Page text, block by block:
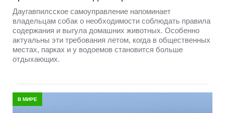
Даугавпилсское самоуправление напоминает
владельцам собак о необходимости соблюдать правила
содержания и выгула домашних животных. Особенно
актуальны эти требования летом, когда в общественных
местах, парках и у водоемов становится больше
отдыхающих.
В МИРЕ